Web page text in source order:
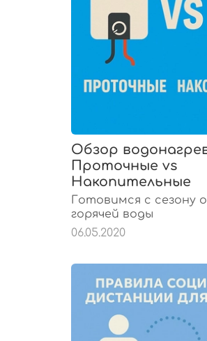
Обзор
Проточные vs
Накопительные
Готовимся с сезону
горячей воды
06.05.2020